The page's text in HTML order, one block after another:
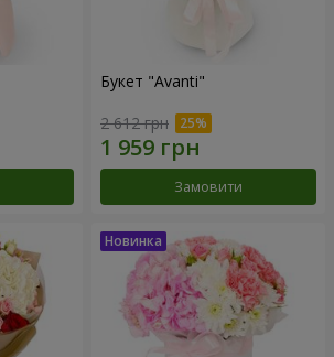
Букет "Avanti"
2 612 грн
Замовити